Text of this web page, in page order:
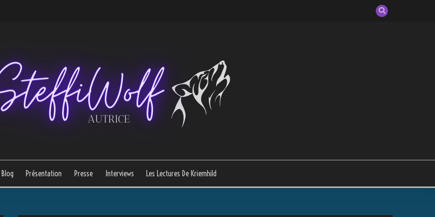
Blog Présentation Presse Interviews Les Lectures De Kriemhild